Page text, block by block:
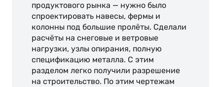
продуктового рынка — нужно было
спроектировать навесы, фермы и
колонны под большие пролёты. Сделали
расчёты на снеговые и ветровые
нагрузки, узлы опирания, полную
спецификацию металла. С этим
разделом легко получили разрешение
на строительство. По этим чертежам